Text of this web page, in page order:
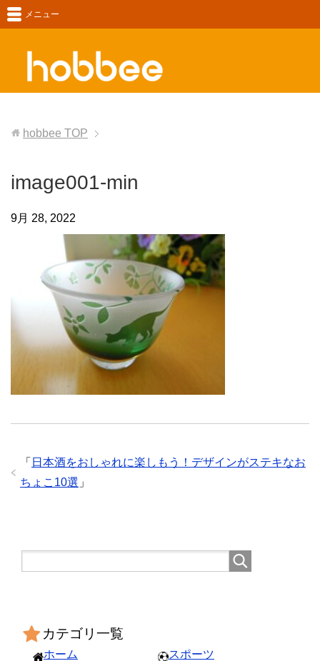
メニュー
hobbee TOP
image001-min
9月 28, 2022
「 日本酒をおしゃれに楽しもう！デザインがステキなお
ちょこ10選 」
カテゴリ一覧
ホーム
スポーツ